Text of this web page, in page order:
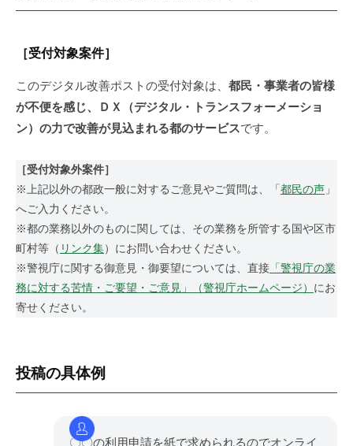
by
造
革
推
進
［受付対象案件］
このデジタル改善ポストの受付対象は、 都民・事業者の皆様
が不便を感じ、ＤＸ（デジタル・トランスフォーメーショ
ン）の力で改善が見込まれる都のサービスです。
［受付対象外案件］
※上記以外の都政一般に対するご意見やご質問は、「 都民の声 」
へご入力ください。
※都の業務以外のものに関しては、その業務を所管する国や区市
町村等（ リンク集）にお問い合わせください。
※警視庁に関する御意見・御要望については、直接 「警視庁の業
務に対する苦情・ご要望・ご意見」（警視庁ホームページ） にお
寄せください。
投稿の具体例
〇〇の利用申請を紙で求められるのでオンライ